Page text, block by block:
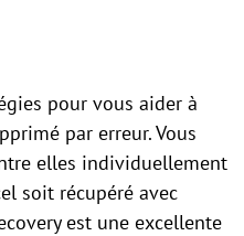
pour vous aider à
par erreur. Vous
elles individuellement
soit récupéré avec
est une excellente